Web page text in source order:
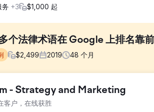
务 +3 $1,000 起
个法律术语在 Google 上排名靠前
$2,499 2019 48 个月
法律市场中的在线知名度。他们的网站在与其
- Strategy and Marketing
客户，在线获胜